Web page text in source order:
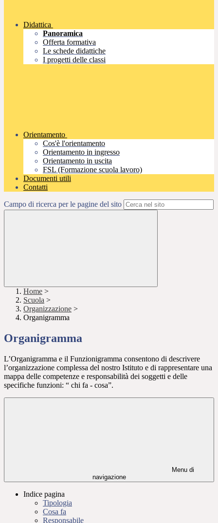
Didattica
Panoramica
Offerta formativa
Le schede didattiche
I progetti delle classi
Orientamento
Cos'è l'orientamento
Orientamento in ingresso
Orientamento in uscita
FSL (Formazione scuola lavoro)
Documenti utili
Contatti
Campo di ricerca per le pagine del sito
Home >
Scuola >
Organizzazione >
Organigramma
Organigramma
L’Organigramma e il Funzionigramma consentono di descrivere
l’organizzazione complessa del nostro Istituto e di rappresentare una
mappa delle competenze e responsabilità dei soggetti e delle
specifiche funzioni: “ chi fa - cosa”.
Menu di
navigazione
Indice pagina
Tipologia
Cosa fa
Responsabile